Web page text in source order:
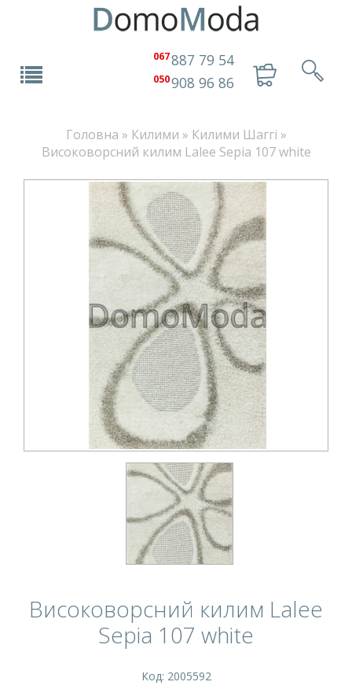
067887 79 54
050908 96 86
Головна » Килими » Килими Шаггі »
Високоворсний килим Lalee Sepia 107 white
Високоворсний килим Lalee
Sepia 107 white
Код: 2005592